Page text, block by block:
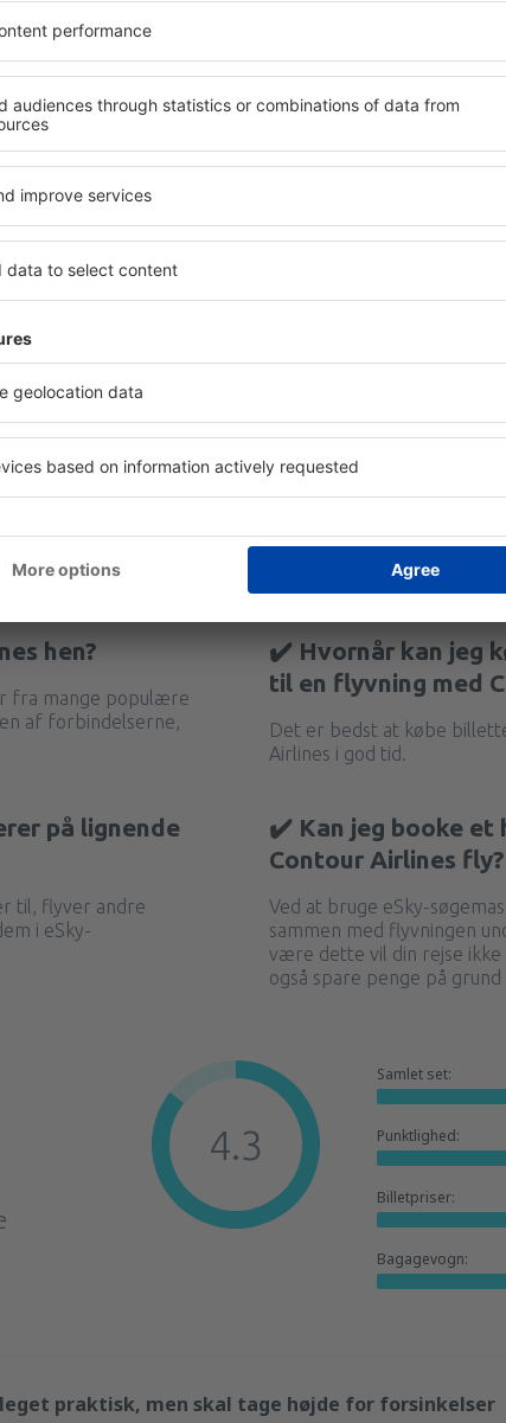
Kontrollér oplysninger
FRA 1121
Vis andre tilbud
hen?
fra mange populære
af forbindelserne,
✔️ Hvornår kan jeg
til en flyvning med
Det er bedst at købe
Airlines i god tid.
på lignende
til, flyver andre
i eSky-
✔️ Kan jeg booke et
Contour Airlines fly?
Ved at bruge eSky-
sammen med flyvningen
være dette vil din rejse
også spare penge på
Samlet set:
Punktlighed:
Billetpriser:
Bagagevogn:
4.3
praktisk, men skal tage højde for forsinkelser